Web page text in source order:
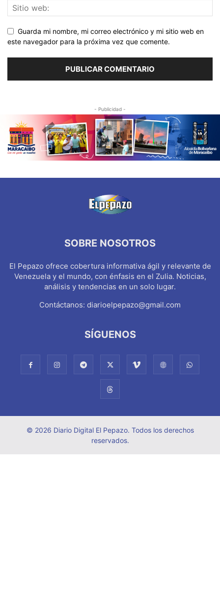
Guarda mi nombre, mi correo electrónico y mi sitio web en
este navegador para la próxima vez que comente.
- Publicidad -
SOBRE NOSOTROS
El Pepazo ofrece cobertura informativa ágil y relevante de
Venezuela y el mundo, con énfasis en el Zulia. Noticias,
análisis y tendencias en un solo lugar.
Contáctanos: diarioelpepazo@gmail.com
SÍGUENOS
© 2026 Diario Digital El Pepazo. Todos los derechos
reservados.